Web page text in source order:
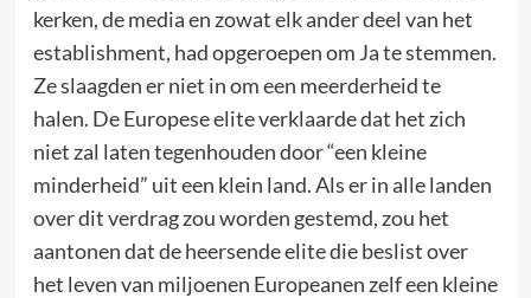
kerken, de media en zowat elk ander deel van het
establishment, had opgeroepen om Ja te stemmen.
Ze slaagden er niet in om een meerderheid te
halen. De Europese elite verklaarde dat het zich
niet zal laten tegenhouden door “een kleine
minderheid” uit een klein land. Als er in alle landen
over dit verdrag zou worden gestemd, zou het
aantonen dat de heersende elite die beslist over
het leven van miljoenen Europeanen zelf een kleine